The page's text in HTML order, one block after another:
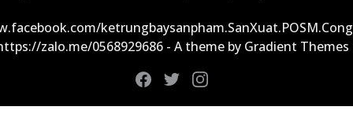
zalo.me/0568929686 - A theme by Gradient